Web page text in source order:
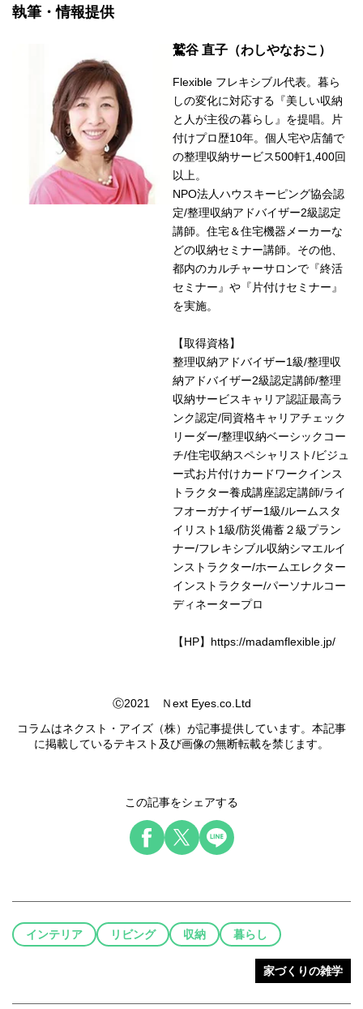
執筆・情報提供
鷲谷 直子（わしやなおこ）
Flexible フレキシブル代表。暮ら
しの変化に対応する『美しい収納
と人が主役の暮らし』を提唱。片
付けプロ歴10年。個人宅や店舗で
の整理収納サービス500軒1,400回
以上。
NPO法人ハウスキーピング協会認
定/整理収納アドバイザー2級認定
講師。住宅＆住宅機器メーカーな
どの収納セミナー講師。その他、
都内のカルチャーサロンで『終活
セミナー』や『片付けセミナー』
を実施。
【取得資格】
整理収納アドバイザー1級/整理収
納アドバイザー2級認定講師/整理
収納サービスキャリア認証最高ラ
ンク認定/同資格キャリアチェック
リーダー/整理収納ベーシックコー
チ/住宅収納スペシャリスト/ビジュ
ー式お片付けカードワークインス
トラクター養成講座認定講師/ライ
フオーガナイザー1級/ルームスタ
イリスト1級/防災備蓄２級プラン
ナー/フレキシブル収納シマエルイ
ンストラクター/ホームエレクター
インストラクター/パーソナルコー
ディネータープロ
【HP】https://madamflexible.jp/
Ⓒ2021 Ｎext Eyes.co.Ltd
コラムはネクスト・アイズ（株）が記事提供しています。本記事
に掲載しているテキスト及び画像の無断転載を禁じます。
この記事をシェアする
インテリア リビング 収納 暮らし
家づくりの雑学